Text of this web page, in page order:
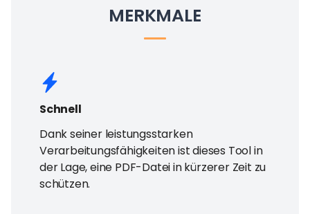
MERKMALE
Schnell
Dank seiner leistungsstarken
Verarbeitungsfähigkeiten ist dieses Tool in
der Lage, eine PDF-Datei in kürzerer Zeit zu
schützen.